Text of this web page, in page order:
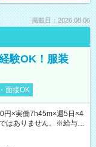
掲載日：2026.08.06
験OK！服装
面接OK
×実働7h45m×週5日×4
はありません。※給与即